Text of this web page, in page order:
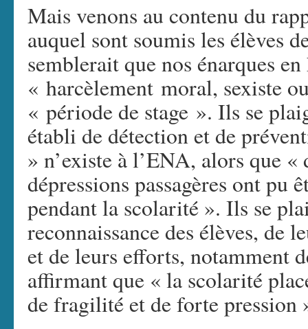
Mais venons au contenu du
auquel sont soumis les élèves
semblerait que nos énarques
« harcèlement moral, sexiste
« période de stage ». Ils se
établi de détection et de
» n’existe à l’ENA, alors que
dépressions passagères ont pu
pendant la scolarité ». Ils se
reconnaissance des élèves, de
et de leurs efforts, notamment
affirmant que « la scolarité
de fragilité et de forte pression